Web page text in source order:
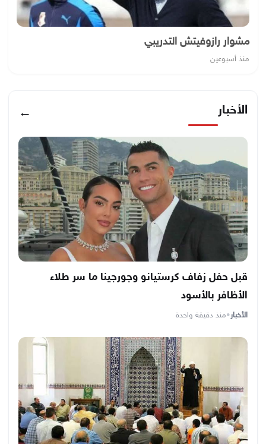
مشوار رازوفيتش التدريبي
منذ أسبوعين
الأخبار ←
قبل حفل زفاف كرستيانو وجورجينا ما سر طلاء
الأظافر بالأسود
الأخبار•منذ دقيقة واحدة